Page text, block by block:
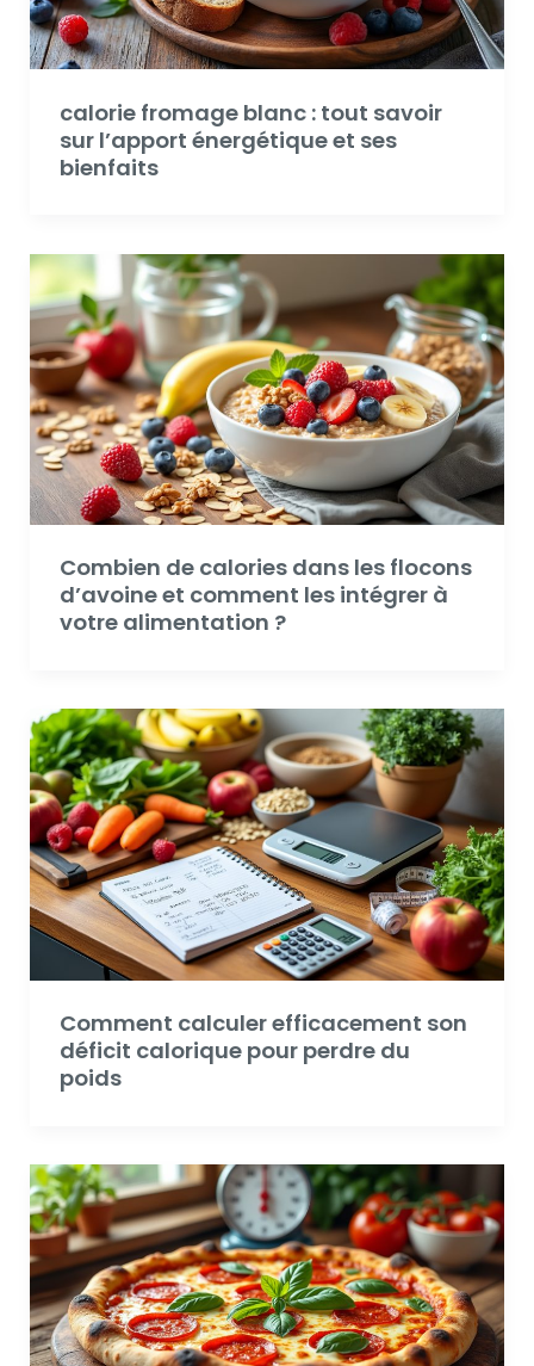
calorie fromage blanc : tout savoir
sur l’apport énergétique et ses
bienfaits
Combien de calories dans les flocons
d’avoine et comment les intégrer à
votre alimentation ?
Comment calculer efficacement son
déficit calorique pour perdre du
poids